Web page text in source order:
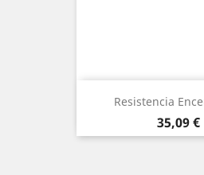
Resistencia
Precio
35,09 €